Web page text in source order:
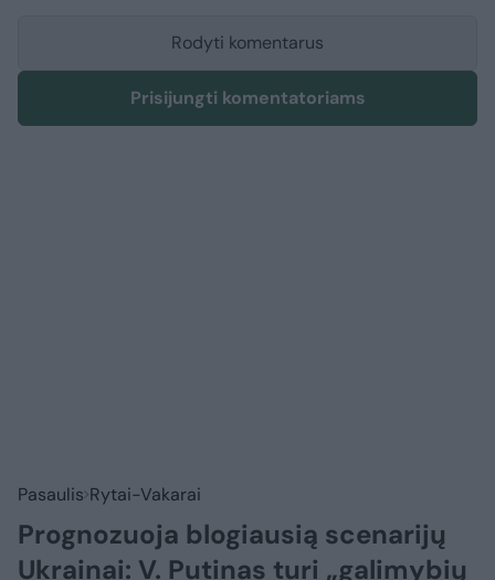
Rodyti komentarus
Prisijungti komentatoriams
Pasaulis Rytai-Vakarai
Prognozuoja blogiausią scenarijų
Ukrainai: V. Putinas turi „galimybių